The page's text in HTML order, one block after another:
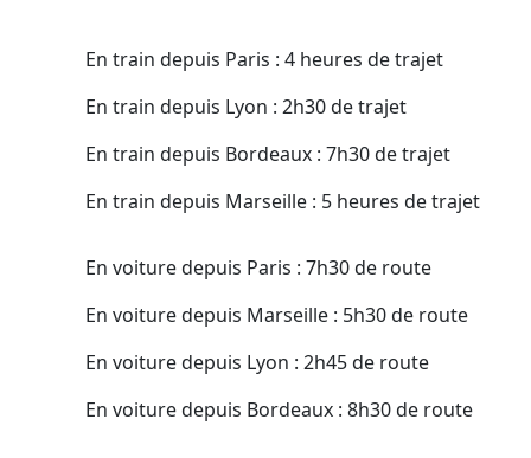
En train depuis Paris : 4 heures de trajet
En train depuis Lyon : 2h30 de trajet
En train depuis Bordeaux : 7h30 de trajet
En train depuis Marseille : 5 heures de trajet
En voiture depuis Paris : 7h30 de route
En voiture depuis Marseille : 5h30 de route
En voiture depuis Lyon : 2h45 de route
En voiture depuis Bordeaux : 8h30 de route